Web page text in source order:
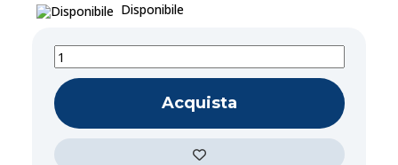
Disponibile
Acquista